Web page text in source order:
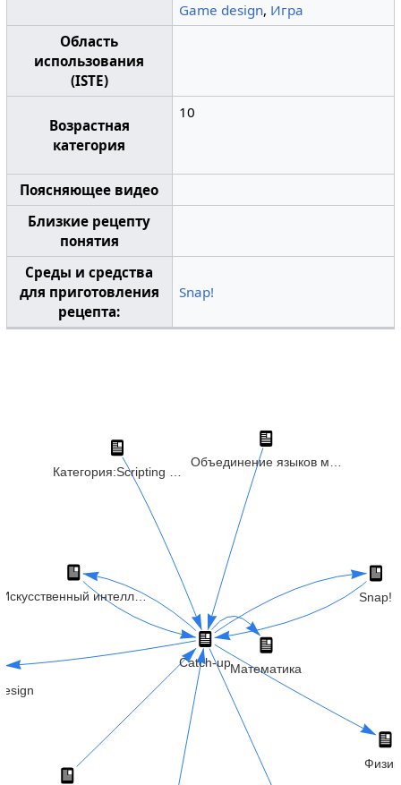
Game design, Игра
Область
использования
(ISTE)
Возрастная
категория
10
Поясняющее видео
Близкие рецепту
понятия
Среды и средства
для приготовления
рецепта:
Snap!